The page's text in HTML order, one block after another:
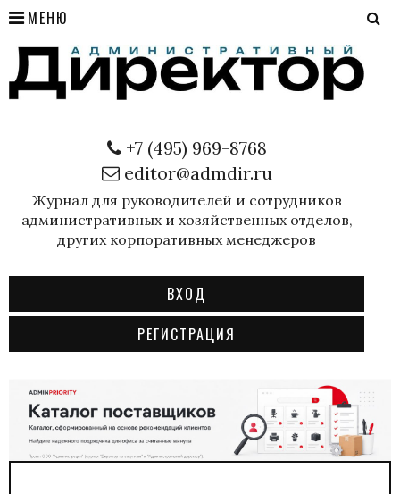
МЕНЮ
+7 (495) 969-8768
editor@admdir.ru
Журнал для руководителей и сотрудников
административных и хозяйственных отделов,
других корпоративных менеджеров
ВХОД
РЕГИСТРАЦИЯ